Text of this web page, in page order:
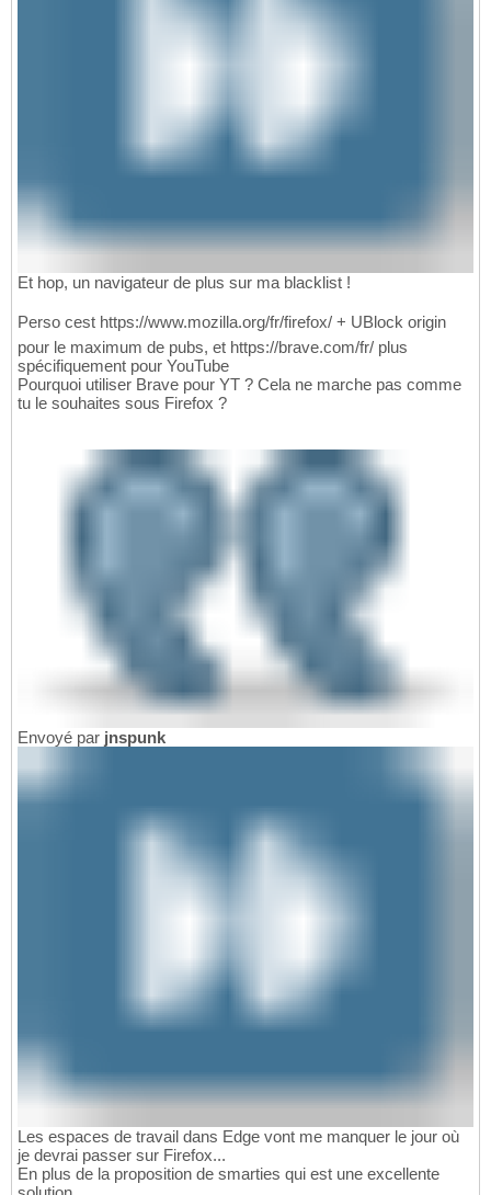
Et hop, un navigateur de plus sur ma blacklist !
Perso cest https://www.mozilla.org/fr/firefox/ + UBlock origin
pour le maximum de pubs, et https://brave.com/fr/ plus
spécifiquement pour YouTube
Pourquoi utiliser Brave pour YT ? Cela ne marche pas comme
tu le souhaites sous Firefox ?
Envoyé par jnspunk
Les espaces de travail dans Edge vont me manquer le jour où
je devrai passer sur Firefox...
En plus de la proposition de smarties qui est une excellente